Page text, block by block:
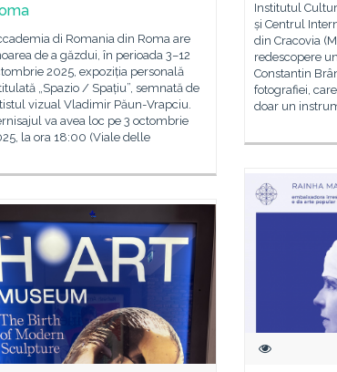
di Romania din Roma are
de a găzdui, în perioada 3–12
2025, expoziția personală
„Spazio / Spațiu”, semnată de
vizual Vladimir Păun-Vrapciu.
va avea loc pe 3 octombrie
la ora 18:00 (Viale delle
Institutul
și Centrul
din Cracovia
redescopere
Constantin
fotografiei,
doar un